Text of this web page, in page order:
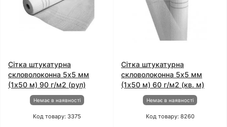
Сітка штукатурна
скловолоконна 5x5 мм
(1x50 м) 90 г/м2 (рул)
Немає в наявності
Код товару: 3375
Сітка штукатурна
скловолоконна 5x5 мм
(1x50 м) 60 г/м2 (кв. м)
Немає в наявності
Код товару: 8260